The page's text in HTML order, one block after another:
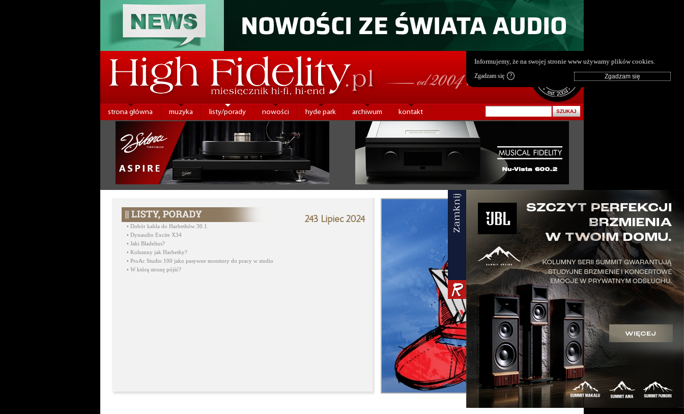
strona główna muzyka listy/porady nowości hyde park archiwum kontakt
243 Lipiec 2024
• Dobór kabla do Harbethów 30.1.
• Dynaudio Excite X34
• Jaki Bladelius?
• Kolumny jak Harbethy?
• ProAc Studio 100 jako pasywne monitory do pracy w studio
• W którą stronę pójść?
Informujemy, że na swojej stronie www używamy plików cookies.
Zgadzam się ?